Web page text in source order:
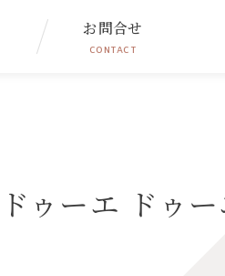
お問合せ
CONTACT
ゥーエ ドゥ